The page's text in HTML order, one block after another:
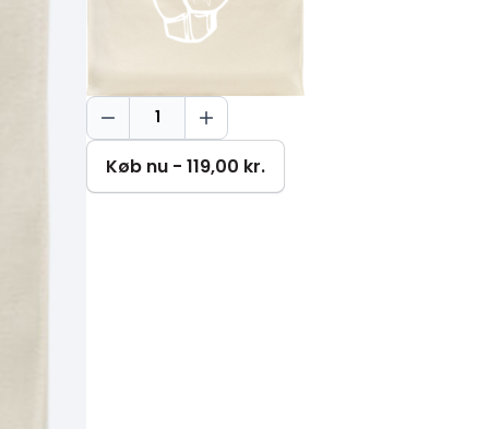
Keep
smiling
Bag
450
Køb nu - 119,00 kr.